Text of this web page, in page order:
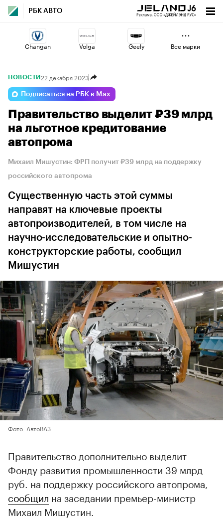
РБК АВТО
Changan Volga Geely
Omoda Voyah
Jaecoo Haval Esteo
Все марки
НОВОСТИ 22 декабря 2023
Подписаться на РБК в Max
Правительство выделит ₽39 млрд
на льготное кредитование
автопрома
Михаил Мишустин: ФРП получит ₽39 млрд на поддержку
российского автопрома
Существенную часть этой суммы
направят на ключевые проекты
автопроизводителей, в том числе на
научно-исследовательские и опытно-
конструкторские работы, сообщил
Мишустин
Фото: АвтоВАЗ
Правительство дополнительно выделит
Фонду развития промышленности 39 млрд
руб. на поддержку российского автопрома,
сообщил на заседании премьер-министр
Михаил Мишустин.